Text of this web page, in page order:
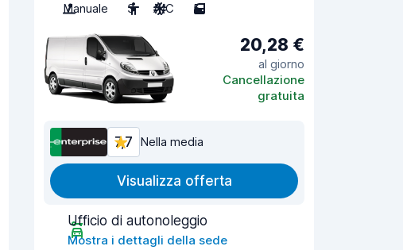
Manuale
3 A/C 5
20,28 €
al giorno
Cancellazione
gratuita
7,7 Nella media
Visualizza offerta
Ufficio di autonoleggio
Mostra i dettagli della sede